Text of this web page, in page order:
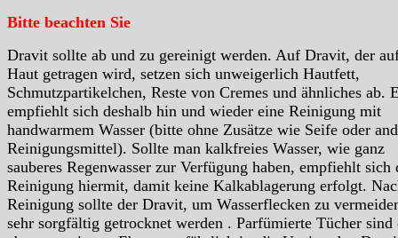
Bitte beachten Sie
Dravit sollte ab und zu gereinigt werden. Auf Dravit, der
Haut getragen wird, setzen sich unweigerlich Hautfett,
Schmutzpartikelchen, Reste von Cremes und ähnliches ab.
empfiehlt sich deshalb hin und wieder eine Reinigung mit
handwarmem Wasser (bitte ohne Zusätze wie Seife oder
Reinigungsmittel). Sollte man kalkfreies Wasser, wie ganz
sauberes Regenwasser zur Verfügung haben, empfiehlt sich
Reinigung hiermit, damit keine Kalkablagerung erfolgt.
Reinigung sollte der Dravit, um Wasserflecken zu
sehr sorgfältig getrocknet werden . Parfümierte Tücher sind